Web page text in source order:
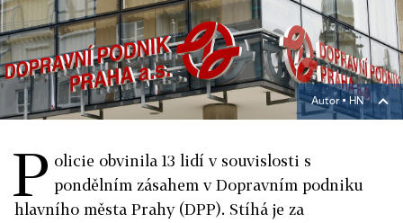
Autor ▪HN
P olicie obvinila 13 lidí v souvislosti s
pondělním zásahem v Dopravním podniku
hlavního města Prahy (DPP). Stíhá je za